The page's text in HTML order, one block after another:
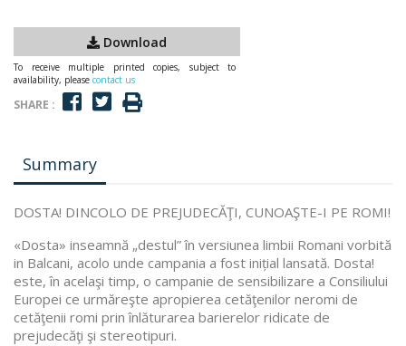
Download
To receive multiple printed copies, subject to
availability, please contact us
SHARE :
Summary
DOSTA! DINCOLO DE PREJUDECĂŢI, CUNOAŞTE-I PE ROMI!
«Dosta» inseamnă „destul” în versiunea limbii Romani vorbită
in Balcani, acolo unde campania a fost inițial lansată. Dosta!
este, în acelaşi timp, o campanie de sensibilizare a Consiliului
Europei ce urmăreşte apropierea cetăţenilor neromi de
cetăţenii romi prin înlăturarea barierelor ridicate de
prejudecăţi şi stereotipuri.